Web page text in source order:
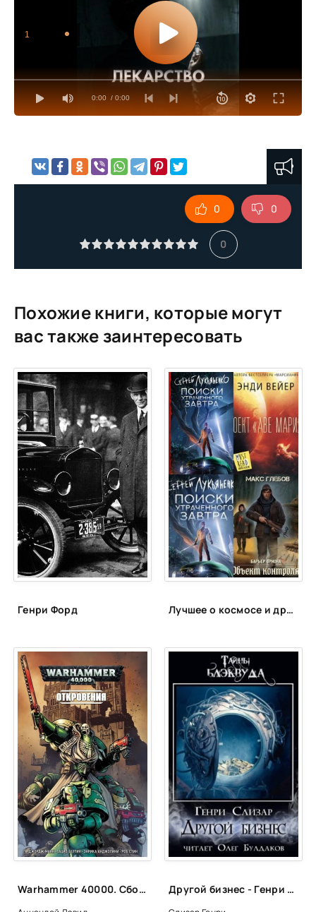
0:00 / 0:00
1
0
0 0
Похожие книги, которые могут
вас также заинтересовать
Генри Форд Лучшее о космосе и других планетах
Warhammer 40000. Сборник 2 Другой бизнес - Генри Слизар